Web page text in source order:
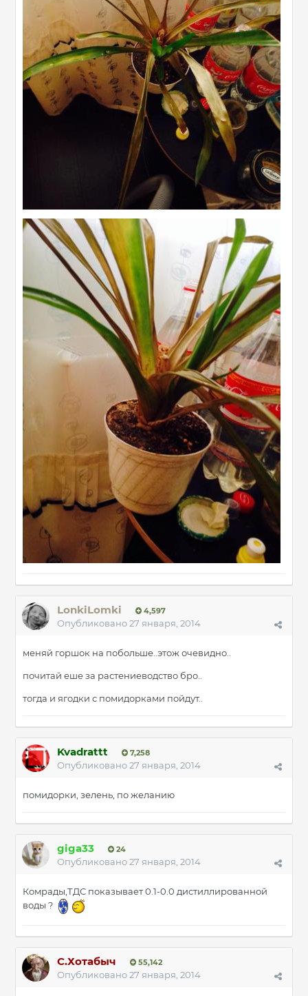
LonkiLomki 4,597
Опубликовано27 января, 2014
меняй горшок на побольше..этож очевидно..
почитай еше за растениеводство бро..
тогда и ягодки с помидорками пойдут..
Kvadrattt 7,258
Опубликовано27 января, 2014
помидорки, зелень, по желанию
giga33 24
Опубликовано27 января, 2014
Комрады,ТДС показывает 0.1-0.0 дистиллированной
воды ?
С.Хотабыч 55,142
Опубликовано27 января, 2014